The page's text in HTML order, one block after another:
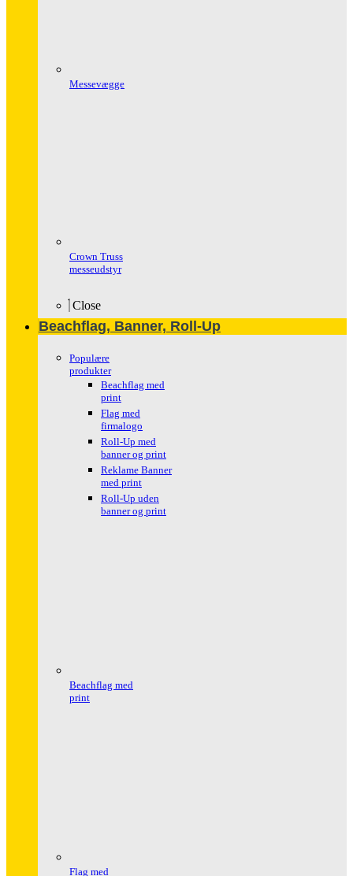
Messevægge
Crown Truss
messeudstyr
Close
Beachflag, Banner, Roll-Up
Populære
produkter
Beachflag med
print
Flag med
firmalogo
Roll-Up med
banner og print
Reklame Banner
med print
Roll-Up uden
banner og print
Beachflag med
print
Flag med